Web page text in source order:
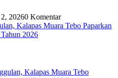
20260 Komentar
Kalapas Muara Tebo Paparkan
2026